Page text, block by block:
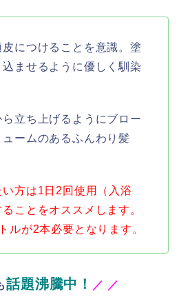
につけることを意識。塗
ませるように優しく馴染
ら立ち上げるようにブロー
ームのあるふんわり髪
方は1日2回使用（入浴
ことをオススメします。
ルが2本必要となります。
話題沸騰中！ ／ ／